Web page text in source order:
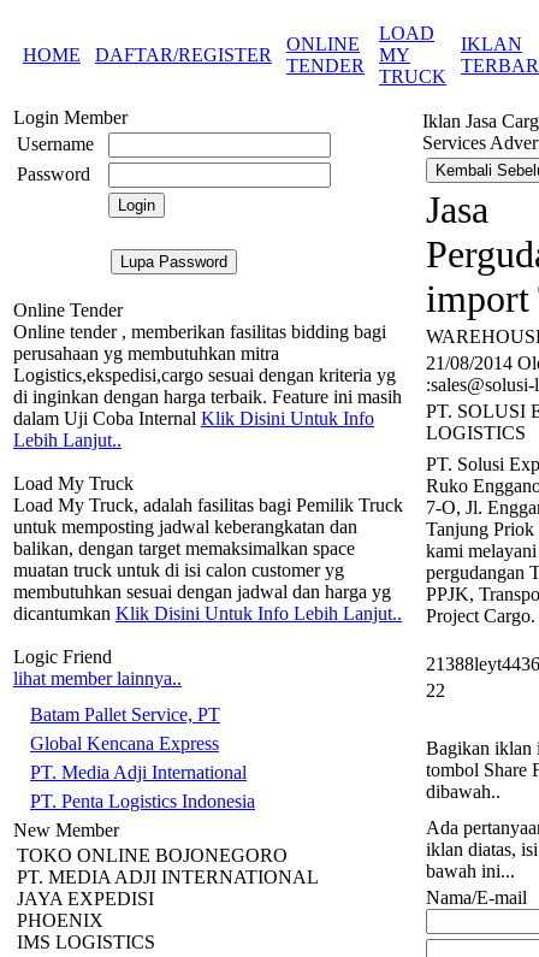
HOME DAFTAR/REGISTER
ONLINE
TENDER
LOAD
MY
TRUCK
IKLAN
Login Member
Username
Password
Online Tender
Online tender , memberikan fasilitas bidding bagi
perusahaan yg membutuhkan mitra
Logistics,ekspedisi,cargo sesuai dengan kriteria yg
di inginkan dengan harga terbaik. Feature ini masih
dalam Uji Coba Internal Klik Disini Untuk Info
Lebih Lanjut..
Load My Truck
Load My Truck, adalah fasilitas bagi Pemilik Truck
untuk memposting jadwal keberangkatan dan
balikan, dengan target memaksimalkan space
muatan truck untuk di isi calon customer yg
membutuhkan sesuai dengan jadwal dan harga yg
dicantumkan Klik Disini Untuk Info Lebih Lanjut..
Logic Friend
lihat member lainnya..
Batam Pallet Service, PT
Global Kencana Express
PT. Media Adji International
PT. Penta Logistics Indonesia
New Member
TOKO ONLINE BOJONEGORO
PT. MEDIA ADJI INTERNATIONAL
JAYA EXPEDISI
PHOENIX
IMS LOGISTICS
Iklan Jasa
Services
Jasa
import
21/08/2014
PT. SOLUSI
LOGISTICS
PT. Solusi
Ruko
7-O, Jl.
Tanjung Priok
kami melayani
pergudangan
PPJK,
Project Cargo.
21388leyt4436
22
Bagikan iklan
tombol Share
dibawah..
Ada
iklan diatas,
bawah ini...
Nama/E-mail